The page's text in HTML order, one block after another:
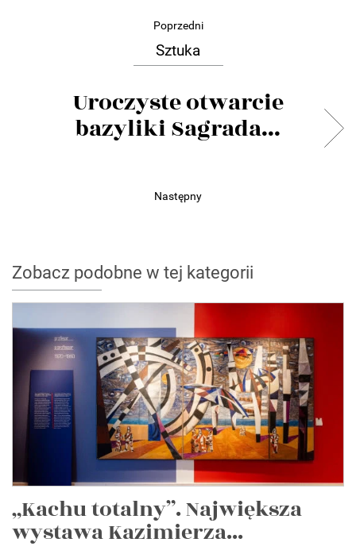
Poprzedni
Sztuka
Uroczyste otwarcie
bazyliki Sagrada...
Następny
Zobacz podobne w tej kategorii
„Kachu totalny”. Największa
wystawa Kazimierza...